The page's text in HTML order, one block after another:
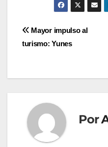
Navegación
entradas
Mayor impulso al
turismo: Yunes
Por